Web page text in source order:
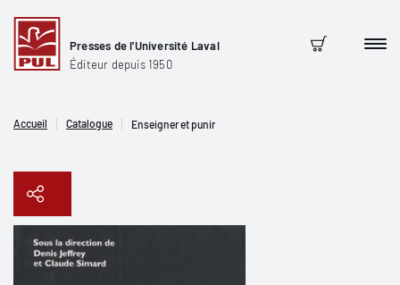
Presses de l'Université Laval
Éditeur depuis 1950
Panier
Accueil Catalogue Enseigner et punir